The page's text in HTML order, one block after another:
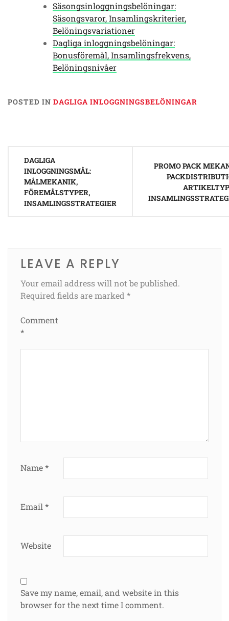
Säsongsinloggningsbelöningar:
Säsongsvaror, Insamlingskriterier,
Belöningsvariationer
Dagliga inloggningsbelöningar:
Bonusföremål, Insamlingsfrekvens,
Belöningsnivåer
POSTED IN DAGLIGA INLOGGNINGSBELÖNINGAR
navigation
DAGLIGA
INLOGGNINGSMÅL:
MÅLMEKANIK,
FÖREMÅLSTYPER,
INSAMLINGSSTRATEGIER
PROMO PACK
LEAVE A REPLY
Your email address will not be published.
Required fields are marked *
Comment
*
Name*
Email *
Website
Save my name, email, and website in this
browser for the next time I comment.